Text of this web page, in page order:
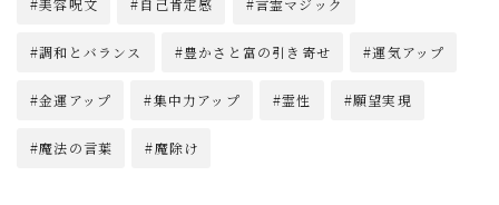
調和とバランス 豊かさと富の引き寄せ 運気アップ
金運アップ 集中力アップ 霊性 願望実現
魔法の言葉 魔除け